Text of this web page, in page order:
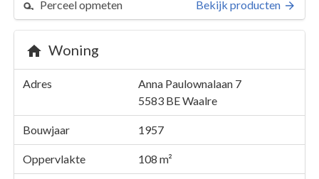
Perceel opmeten Bekijk producten
Woning
Adres
Anna Paulownalaan 7
5583 BEWaalre
Bouwjaar 1957
Oppervlakte 108 m²
Perceel 491
Kaarten en rapporten